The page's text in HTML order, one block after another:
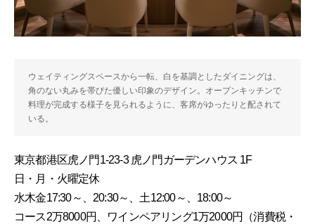
ウェイティングスペースから一転、白を基調としたダイニングは、
角のない丸みを帯びた優しい印象のデザイン。オープンキッチンで
料理が完成する様子を見られるように、客席がゆったりと配されて
いる。
東京都港区虎ノ門1-23-3 虎ノ門ガーデンハウス 1F
日・月・火曜定休
水木金17:30～、20:30～、土12:00～、18:00～
コース2万8000円、ワインペアリング1万2000円（消費税・